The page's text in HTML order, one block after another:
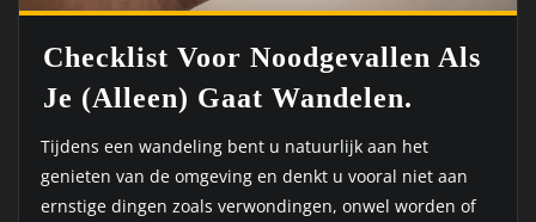
Checklist Voor Noodgevallen Als
Je (alleen) Gaat Wandelen.
Tijdens een wandeling bent u natuurlijk aan het
genieten van de omgeving en denkt u vooral niet aan
ernstige dingen zoals verwondingen, onwel worden of